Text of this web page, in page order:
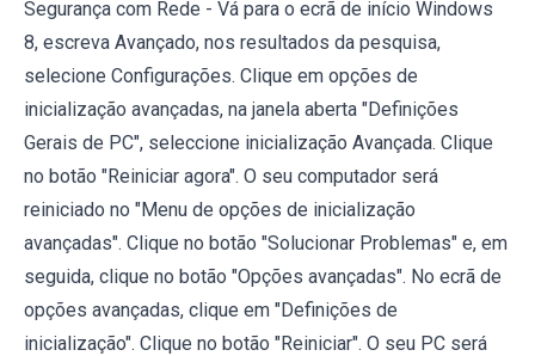
Segurança com Rede - Vá para o ecrã de início Windows
8, escreva Avançado, nos resultados da pesquisa,
selecione Configurações. Clique em opções de
inicialização avançadas, na janela aberta "Definições
Gerais de PC", seleccione inicialização Avançada. Clique
no botão "Reiniciar agora". O seu computador será
reiniciado no "Menu de opções de inicialização
avançadas". Clique no botão "Solucionar Problemas" e, em
seguida, clique no botão "Opções avançadas". No ecrã de
opções avançadas, clique em "Definições de
inicialização". Clique no botão "Reiniciar". O seu PC será